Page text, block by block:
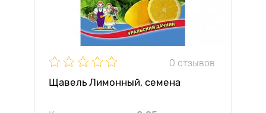
0 отзывов
Щавель Лимонный, семена